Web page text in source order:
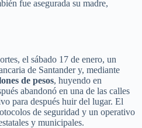
fue asegurada su madre,
el sábado 17 de enero, un
de Santander y, mediante
de pesos, huyendo en
abandonó en una de las calles
para después huir del lugar. El
de seguridad y un operativo
y municipales.